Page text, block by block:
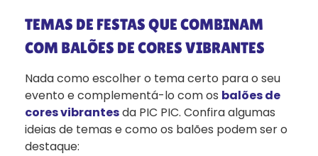
TEMAS DE FESTAS QUE COMBINAM
COM BALÕES DE CORES VIBRANTES
Nada como escolher o tema certo para o seu
evento e complementá-lo com os balões de
cores vibrantesda PIC PIC. Confira algumas
ideias de temas e como os balões podem ser o
destaque: